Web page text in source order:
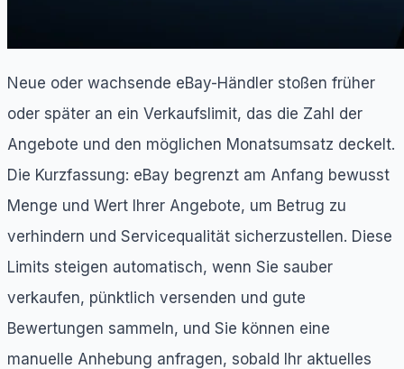
Neue oder wachsende eBay-Händler stoßen früher
oder später an ein Verkaufslimit, das die Zahl der
Angebote und den möglichen Monatsumsatz deckelt.
Die Kurzfassung: eBay begrenzt am Anfang bewusst
Menge und Wert Ihrer Angebote, um Betrug zu
verhindern und Servicequalität sicherzustellen. Diese
Limits steigen automatisch, wenn Sie sauber
verkaufen, pünktlich versenden und gute
Bewertungen sammeln, und Sie können eine
manuelle Anhebung anfragen, sobald Ihr aktuelles